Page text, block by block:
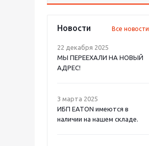
Новости Все новости
22 декабря 2025
МЫ ПЕРЕЕХАЛИ НА НОВЫЙ
АДРЕС!
3 марта 2025
ИБП EATON имеются в
наличии на нашем складе.